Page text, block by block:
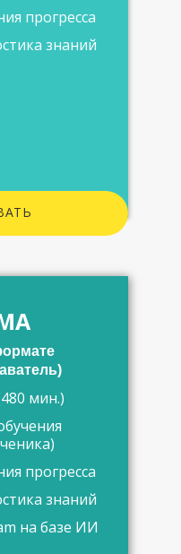
прогресса
знаний
мин.)
прогресса
знаний
на базе ИИ